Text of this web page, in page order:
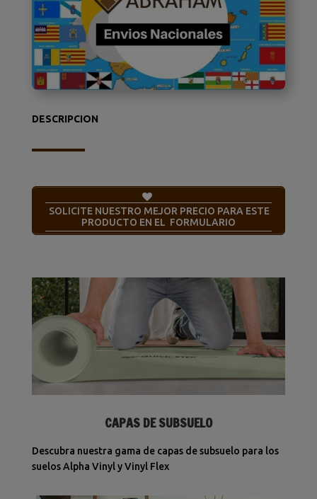
DESCRIPCION
SOLICITE NUESTRO MEJOR PRECIO PARA ESTE
PRODUCTO EN EL FORMULARIO
CAPAS DE SUBSUELO
Descubra nuestra gama de capas de subsuelo para los
suelos Alpha Vinyl y Vinyl Flex